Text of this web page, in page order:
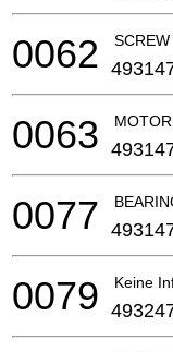
0062
0063
0077
Keine
0079